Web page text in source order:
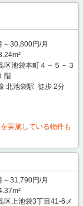
～30,800円/月
区池袋本町４－５－３
階
北池袋駅 徒歩 2分
実施している物件も
～31,790円/月
区上池袋3丁目41-6メ